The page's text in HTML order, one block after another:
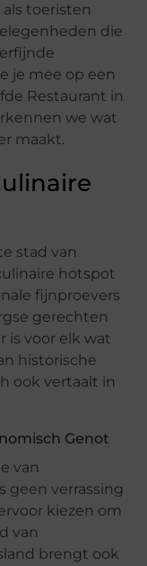
als toeristen
die
je mee op een
Restaurant in
we wat
maakt.
stad van
hotspot
fijnproevers
gerechten
is voor elk wat
historische
ook vertaalt in
Genot
van
geen verrassing
kiezen om
van
brengt ook